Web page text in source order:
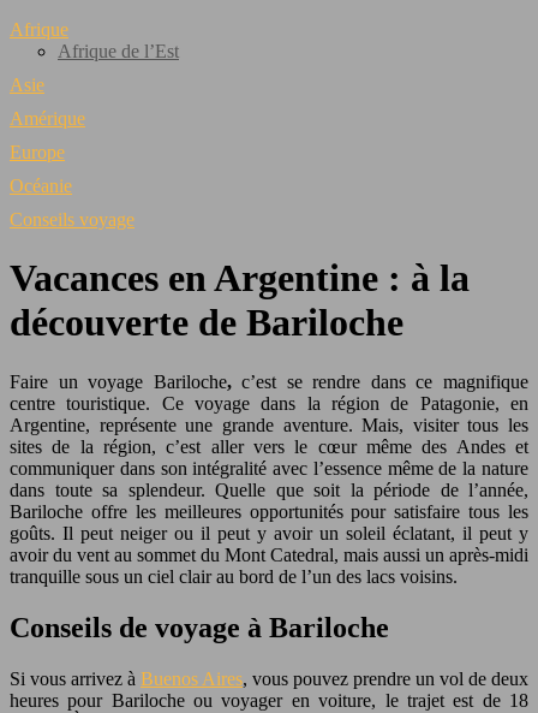
Afrique
Afrique de l’Est
Asie
Amérique
Europe
Océanie
Conseils voyage
Vacances en Argentine : à la
découverte de Bariloche
Faire un voyage Bariloche,c’est se rendre dans ce magnifique
centre touristique. Ce voyage dans la région de Patagonie, en
Argentine, représente une grande aventure. Mais, visiter tous les
sites de la région, c’est aller vers le cœur même des Andes et
communiquer dans son intégralité avec l’essence même de la nature
dans toute sa splendeur. Quelle que soit la période de l’année,
Bariloche offre les meilleures opportunités pour satisfaire tous les
goûts. Il peut neiger ou il peut y avoir un soleil éclatant, il peut y
avoir du vent au sommet du Mont Catedral, mais aussi un après-midi
tranquille sous un ciel clair au bord de l’un des lacs voisins.
Conseils de voyage à Bariloche
Si vous arrivez à Buenos Aires, vous pouvez prendre un vol de deux
heures pour Bariloche ou voyager en voiture, le trajet est de 18